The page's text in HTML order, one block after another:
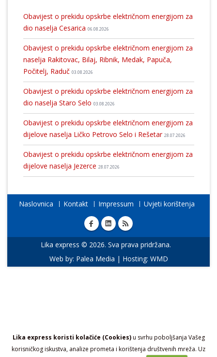
Lika express koristi kolačiće (Cookies)u svrhu poboljšanja Vašeg
korisničkog iskustva, analize prometa i korištenja društvenih mreža. Uz
Obavijest o prekidu opskrbe električnom energijom za
dio naselja Cesarica 06.08.2026
Obavijest o prekidu opskrbe električnom energijom za
naselja Rakitovac, Bilaj, Ribnik, Medak, Papuča,
Počitelj, Raduč 03.08.2026
Obavijest o prekidu opskrbe električnom energijom za
dio naselja Staro Selo 03.08.2026
Obavijest o prekidu opskrbe električnom energijom za
dijelove naselja Ličko Petrovo Selo i Rešetar 28.07.2026
Obavijest o prekidu opskrbe električnom energijom za
dijelove naselja Jezerce 28.07.2026
Naslovnica Kontakt Impressum Uvjeti korištenja
Lika express © 2026. Sva prava pridržana.
Web by: Palea Media | Hosting: WMD